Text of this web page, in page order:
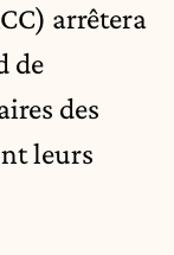
arrêtera
de
des
leurs